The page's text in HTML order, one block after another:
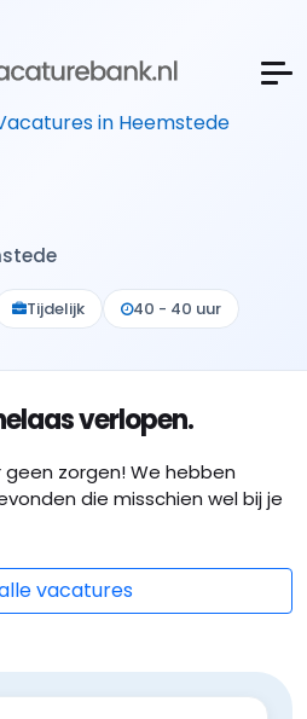
in Heemstede
Tijdelijk 40 - 40 uur
verlopen.
zorgen! We hebben
die misschien wel bij je
vacatures